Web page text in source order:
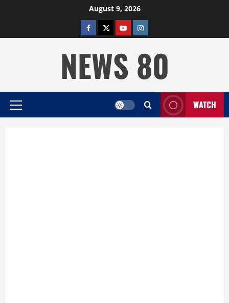
August 9, 2026
facebooktwitterYOUTUBE
instagram
NEWS 80
Primary
WATCH